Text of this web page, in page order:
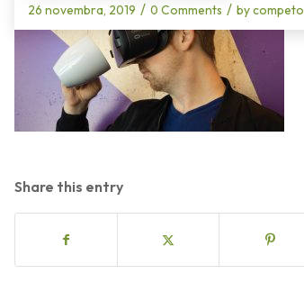
26 novembra, 2019 / 0 Comments / bycompeto
Share this entry